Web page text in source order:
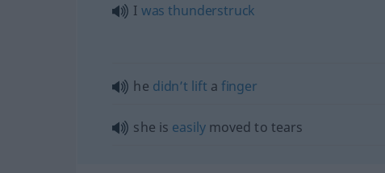
I was thunderstruck
he didn’t lift a finger
she is easilymoved to tears